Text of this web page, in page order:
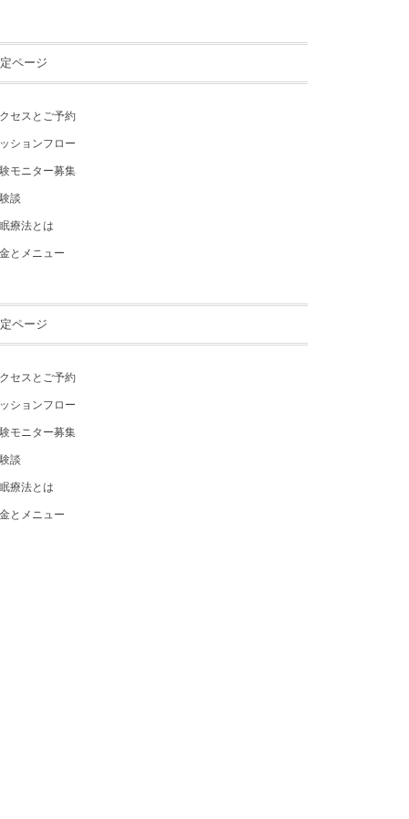
ページ
セスとご予約
ションフロー
モニター募集
談
療法とは
とメニュー
ページ
セスとご予約
ションフロー
モニター募集
談
療法とは
とメニュー